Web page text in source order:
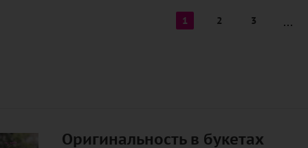
1 2 3
Оригинальность в букетах